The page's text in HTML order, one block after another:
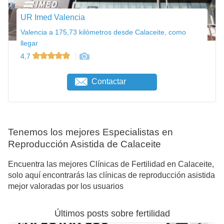
UR Imed Valencia
Valencia a 175,73 kilómetros desde Calaceite, como
llegar
4,7
Contactar
Tenemos los mejores Especialistas en
Reproducción Asistida de Calaceite
Encuentra las mejores Clínicas de Fertilidad en Calaceite,
solo aquí encontrarás las clínicas de reproducción asistida
mejor valoradas por los usuarios
Últimos posts sobre fertilidad